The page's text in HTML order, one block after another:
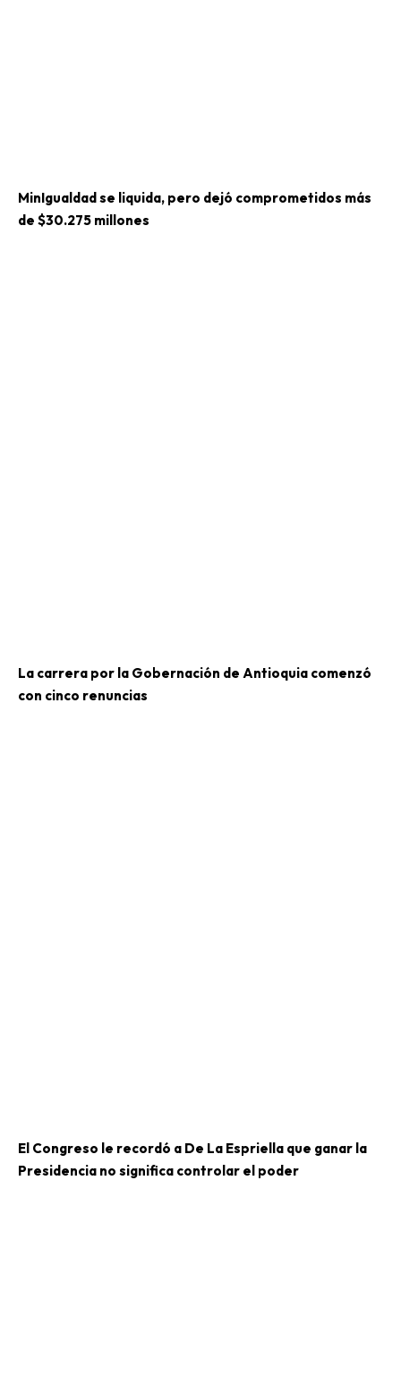
MinIgualdad se liquida, pero dejó comprometidos más
de $30.275 millones
La carrera por la Gobernación de Antioquia comenzó
con cinco renuncias
El Congreso le recordó a De La Espriella que ganar la
Presidencia no significa controlar el poder